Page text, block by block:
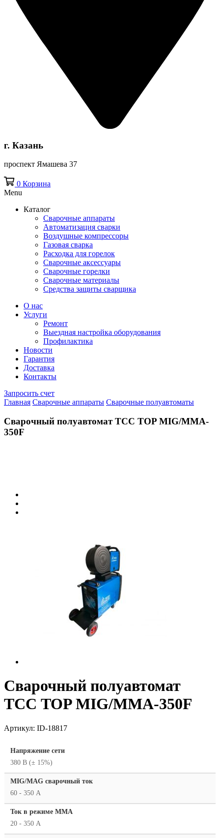
г. Казань
проспект Ямашева 37
0 Корзина
Menu
Каталог
Сварочные аппараты
Автоматизация сварки
Воздушные компрессоры
Газовая сварка
Расходка для горелок
Сварочные аксессуары
Сварочные горелки
Сварочные материалы
Средства защиты сварщика
О нас
Услуги
Ремонт
Выездная настройка оборудования
Профилактика
Новости
Гарантия
Доставка
Контакты
Запросить счет
Главная Сварочные аппараты Сварочные полуавтоматы
Сварочный полуавтомат ТСС TOP MIG/MMA-
350F
Сварочный полуавтомат
ТСС TOP MIG/MMA-350F
Артикул: ID-18817
Напряжение сети
380 В (± 15%)
MIG/MAG cварочный ток
60 - 350 А
Ток в режиме ММА
20 - 350 А